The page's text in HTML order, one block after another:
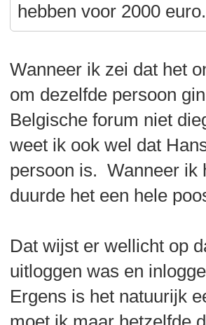
hebben voor 2000 euro.
Wanneer ik zei dat het
om dezelfde persoon
Belgische forum niet
weet ik ook wel dat
persoon is. Wanneer ik
duurde het een hele
Dat wijst er wellicht op
uitloggen was en
Ergens is het natuurijk